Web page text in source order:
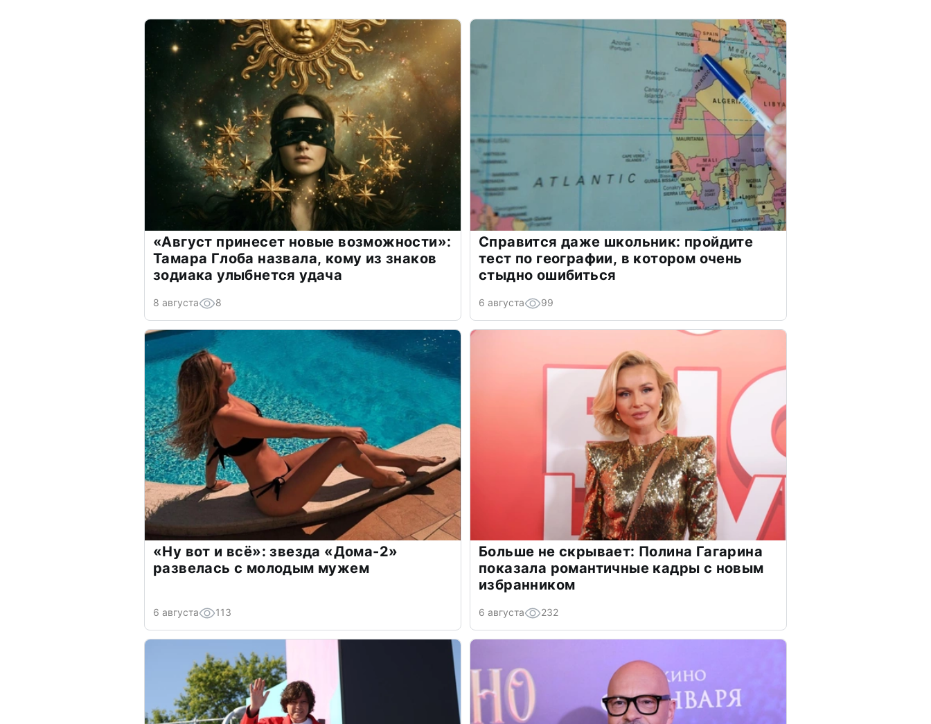
«Август принесет новые возможности»:
Тамара Глоба назвала, кому из знаков
зодиака улыбнется удача
8 августа 8
Справится даже школьник: пройдите
тест по географии, в котором очень
стыдно ошибиться
6 августа 99
«Ну вот и всё»: звезда «Дома-2»
развелась с молодым мужем
6 августа 113
Больше не скрывает: Полина Гагарина
показала романтичные кадры с новым
избранником
6 августа 232